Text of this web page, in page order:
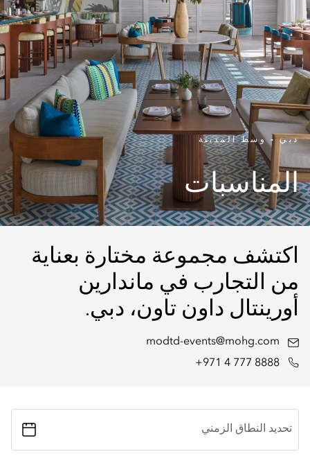
دبي - وسط المدينة
المناسبات
اكتشف مجموعة مختارة بعناية
من التجارب في ماندارين
أورينتال داون تاون، دبي.
modtd-events@mohg.com
+971 4 777 8888
تحديد النطاق الزمني